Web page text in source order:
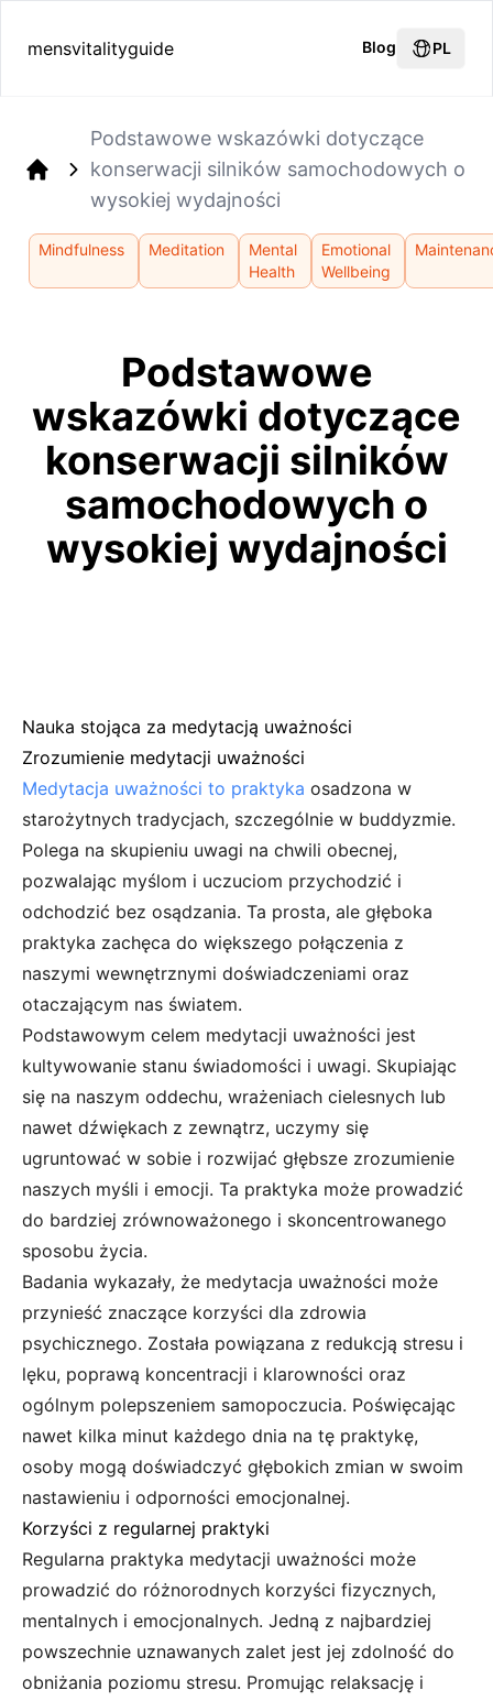
mensvitalityguide Blog PL
Podstawowe wskazówki dotyczące
konserwacji silników samochodowych o
wysokiej wydajności
Mindfulness Meditation
Mental
Health
Emotional
Wellbeing
Podstawowe
wskazówki dotyczące
konserwacji silników
samochodowych o
wysokiej wydajności
Nauka stojąca za medytacją uważności
Zrozumienie medytacji uważności
Medytacja uważności to praktyka osadzona w
starożytnych tradycjach, szczególnie w buddyzmie.
Polega na skupieniu uwagi na chwili obecnej,
pozwalając myślom i uczuciom przychodzić i
odchodzić bez osądzania. Ta prosta, ale głęboka
praktyka zachęca do większego połączenia z
naszymi wewnętrznymi doświadczeniami oraz
otaczającym nas światem.
Podstawowym celem medytacji uważności jest
kultywowanie stanu świadomości i uwagi. Skupiając
się na naszym oddechu, wrażeniach cielesnych lub
nawet dźwiękach z zewnątrz, uczymy się
ugruntować w sobie i rozwijać głębsze zrozumienie
naszych myśli i emocji. Ta praktyka może prowadzić
do bardziej zrównoważonego i skoncentrowanego
sposobu życia.
Badania wykazały, że medytacja uważności może
przynieść znaczące korzyści dla zdrowia
psychicznego. Została powiązana z redukcją stresu i
lęku, poprawą koncentracji i klarowności oraz
ogólnym polepszeniem samopoczucia. Poświęcając
nawet kilka minut każdego dnia na tę praktykę,
osoby mogą doświadczyć głębokich zmian w swoim
nastawieniu i odporności emocjonalnej.
Korzyści z regularnej praktyki
Regularna praktyka medytacji uważności może
prowadzić do różnorodnych korzyści fizycznych,
mentalnych i emocjonalnych. Jedną z najbardziej
powszechnie uznawanych zalet jest jej zdolność do
obniżania poziomu stresu. Promując relaksację i